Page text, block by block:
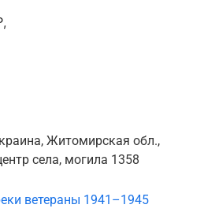
,
Житомирская обл.,
села, могила 1358
ветераны 1941–1945